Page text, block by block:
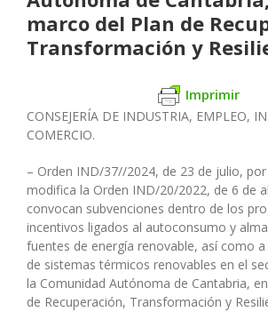
marco del Plan de
Transformación y
Imprimir
CONSEJERÍA DE INDUSTRIA, EMPLEO,
COMERCIO.
– Orden IND/37//2024, de 23 de julio,
modifica la Orden IND/20/2022, de 6 de
convocan subvenciones dentro de los
incentivos ligados al autoconsumo y
fuentes de energía renovable, así como
de sistemas térmicos renovables en el
la Comunidad Autónoma de Cantabria,
de Recuperación, Transformación y